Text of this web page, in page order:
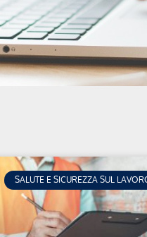
SALUTE E SICUREZZA SUL